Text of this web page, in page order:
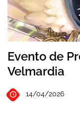
Evento de
Velmardia
14/04/2026